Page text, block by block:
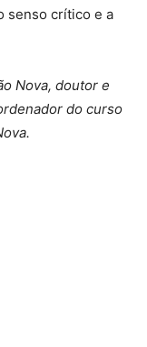
senso crítico e a
Nova, doutor e
do curso